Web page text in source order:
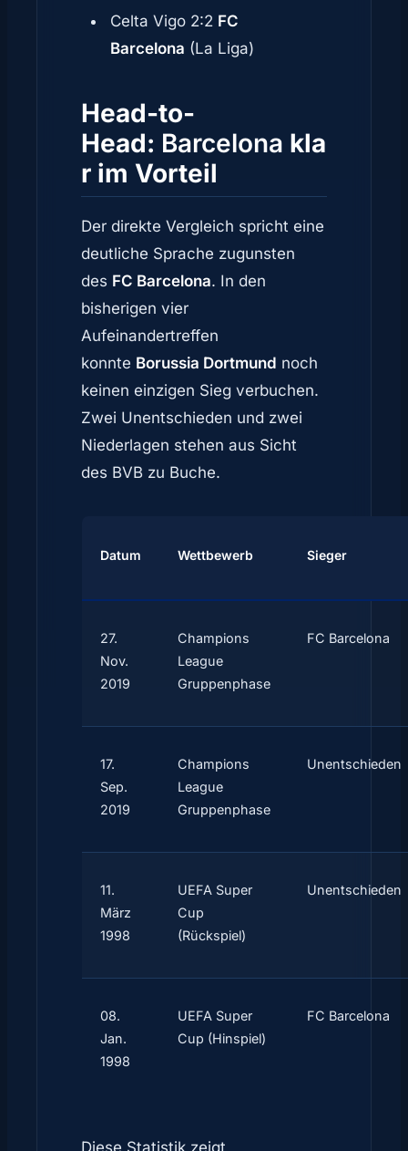
Celta Vigo 2:2 FC
Barcelona (La Liga)
Head-to-
Head: Barcelona kla
r im Vorteil
Der direkte Vergleich spricht eine
deutliche Sprache zugunsten
des FC Barcelona. In den
bisherigen vier
Aufeinandertreffen
konnte Borussia Dortmund noch
keinen einzigen Sieg verbuchen.
Zwei Unentschieden und zwei
Niederlagen stehen aus Sicht
des BVB zu Buche.
Datum Wettbewerb Sieger
27.
Nov.
2019
Champions
League
Gruppenphase
FC Barcelona
17.
Sep.
2019
Champions
League
Gruppenphase
Unentschieden
11.
März
1998
UEFA Super
Cup
(Rückspiel)
Unentschieden
08.
Jan.
1998
UEFA Super
Cup (Hinspiel)
FC Barcelona
Diese Statistik zeigt,